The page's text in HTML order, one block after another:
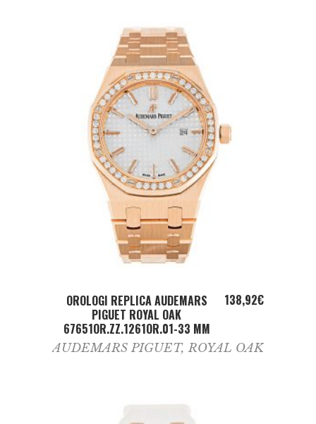
ADD TO CART
OROLOGI REPLICA AUDEMARS
PIGUET ROYAL OAK
67651OR.ZZ.1261OR.01-33 MM
138,92€
AUDEMARS PIGUET, ROYAL OAK